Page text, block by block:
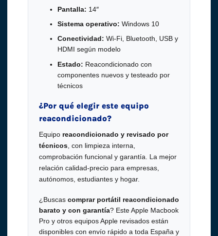
Pantalla: 14″
Sistema operativo: Windows 10
Conectividad: Wi-Fi, Bluetooth, USB y
HDMI según modelo
Estado: Reacondicionado con
componentes nuevos y testeado por
técnicos
¿Por qué elegir este equipo
reacondicionado?
Equipo reacondicionado y revisado por
técnicos, con limpieza interna,
comprobación funcional y garantía. La mejor
relación calidad-precio para empresas,
autónomos, estudiantes y hogar.
¿Buscas comprar portátil reacondicionado
barato y con garantía? Este Apple Macbook
Pro y otros equipos Apple revisados están
disponibles con envío rápido a toda España y